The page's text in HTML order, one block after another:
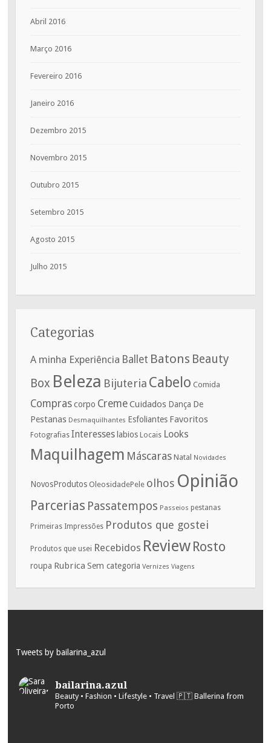
Abril 2016
Março 2016
Fevereiro 2016
Janeiro 2016
Dezembro 2015
Novembro 2015
Outubro 2015
Setembro 2015
Agosto 2015
Julho 2015
Categorias
A minha Experiência Ballet Batons Beauty
Box Beleza Bijuteria Cabelo Comida
Comprascorpo CremeCuidados Dança De
Pestanas Desmaquilhantes Esfoliantes Favoritos
Fotografias Interesses labios Locais Looks
Maquilhagem Máscaras Natal Novidades
NovosProdutos OleosidadePele olhos Opinião
Parcerias Passatempos Passeios pestanas
Primeiras Impressões Produtos que gostei
Produtos que usei Recebidos Review Rosto
roupa Rubrica Sem categoria Vernizes Viagens
Tweets by bailarina_azul
bailarina.azul
Beauty • Fashion • Lifestyle • Travel 🇵🇹 Ballerina from
Porto